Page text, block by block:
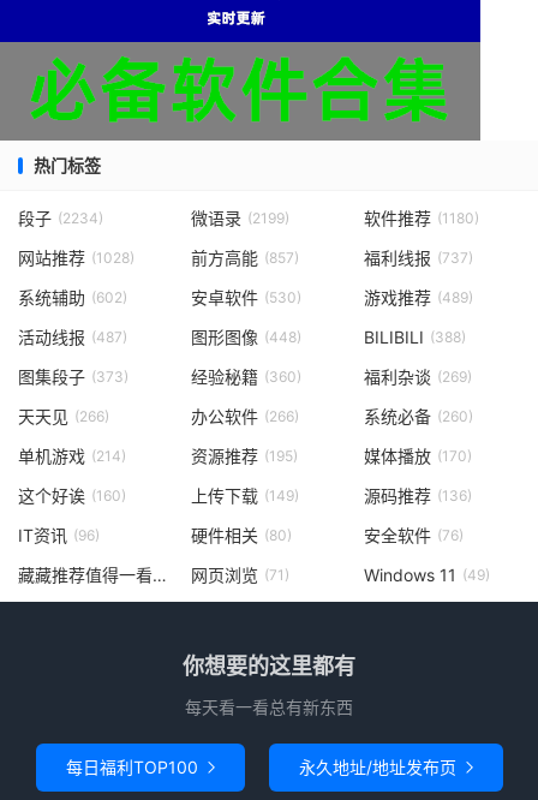
热门标签
段子 (2234) 微语录 (2199) 软件推荐 (1180)
网站推荐 (1028) 前方高能 (857) 福利线报 (737)
系统辅助 (602) 安卓软件 (530) 游戏推荐 (489)
活动线报 (487) 图形图像 (448) BILIBILI (388)
图集段子 (373) 经验秘籍 (360) 福利杂谈 (269)
天天见 (266) 办公软件 (266) 系统必备 (260)
单机游戏 (214) 资源推荐 (195) 媒体播放 (170)
这个好诶 (160) 上传下载 (149) 源码推荐 (136)
IT资讯 (96) 硬件相关 (80) 安全软件 (76)
藏藏推荐值得一看(73) 网页浏览 (71) Windows 11 (49)
你想要的这里都有
每天看一看总有新东西
每日福利TOP100  永久地址/地址发布页 